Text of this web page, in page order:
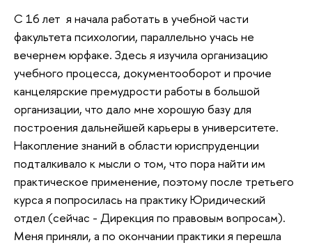
С 16 лет я начала работать в учебной части
факультета психологии, параллельно учась не
вечернем юрфаке. Здесь я изучила организацию
учебного процесса, документооборот и прочие
канцелярские премудрости работы в большой
организации, что дало мне хорошую базу для
построения дальнейшей карьеры в университете.
Накопление знаний в области юриспруденции
подталкивало к мысли о том, что пора найти им
практическое применение, поэтому после третьего
курса я попросилась на практику Юридический
отдел (сейчас - Дирекция по правовым вопросам).
Меня приняли, а по окончании практики я перешла